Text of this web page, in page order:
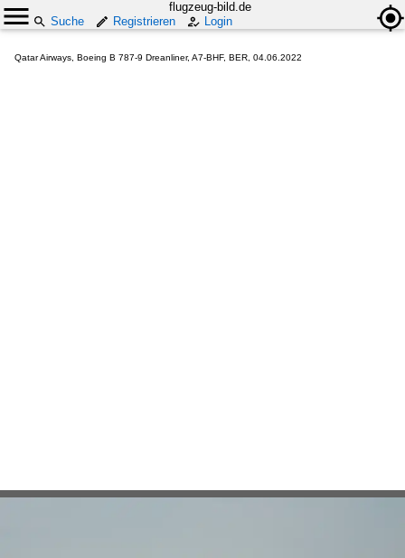
flugzeug-bild.de
Suche
Registrieren Login
Qatar Airways, Boeing B 787-9 Dreanliner, A7-BHF, BER, 04.06.2022